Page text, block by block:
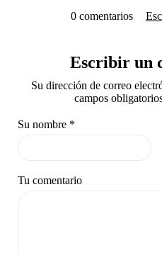
0 comentarios
Escribir un
Su dirección de correo
campos
Su nombre *
Tu comentario